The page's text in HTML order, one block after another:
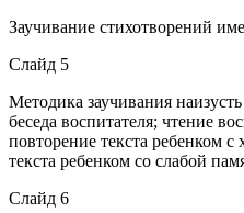
Заучивание стихотворений
Слайд 5
Методика заучивания
беседа воспитателя; чтение
повторение текста ребенком
текста ребенком со слабой
Слайд 6